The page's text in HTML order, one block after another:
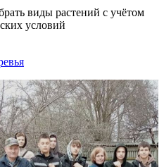
виды растений с учётом
условий